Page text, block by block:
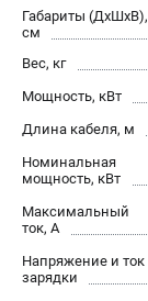
Габариты (ДхШхВ),
см
Вес, кг
Мощность, кВт
Длина кабеля, м
Номинальная
мощность, кВт
Максимальный
ток, А
Напряжение и ток
зарядки